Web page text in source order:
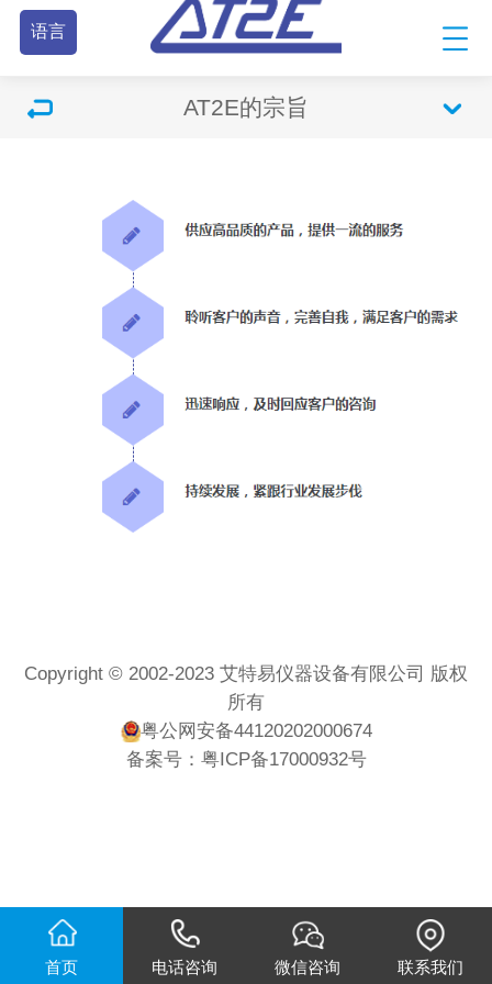
语言
AT2E的宗旨
Copyright © 2002-2023 艾特易仪器设备有限公司 版权
所有
粤公网安备44120202000674
备案号： 粤ICP备17000932号
首页 电话咨询 微信咨询 联系我们